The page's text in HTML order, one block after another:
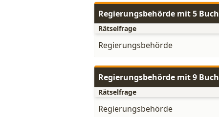
Regierungsbehörde mit 5
Rätselfrage
Regierungsbehörde
Regierungsbehörde mit 9
Rätselfrage
Regierungsbehörde